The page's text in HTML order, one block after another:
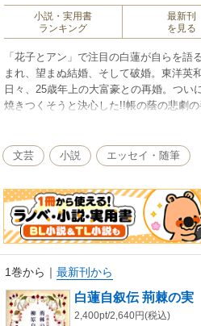
小説・実用書
ランキング
最新刊
を見る
「花子とアン」で注目の白蓮が自らを
まれ、望まぬ結婚、そして破婚。東洋英
日々、25歳年上の大富豪との再婚。つい
焼きつくそうと決心した!!帳の蔭の悲劇の
文芸 小説 エッセイ・随筆
1巻から ｜ 最新刊から
白蓮自叙伝 荊棘の実
2,400pt/2,640円(税込)